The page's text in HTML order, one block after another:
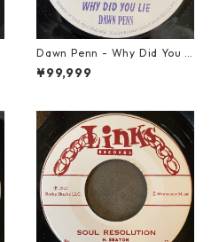
Dawn Penn - Why Did You Li
e【7-21938】
¥99,999